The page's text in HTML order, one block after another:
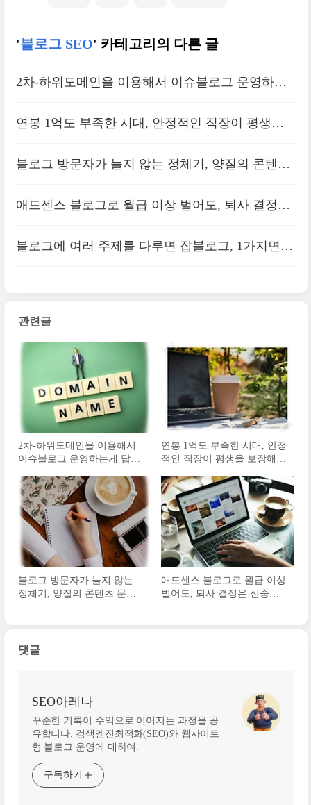
'블로그 SEO' 카테고리의 다른 글
2차-하위도메인을 이용해서 이슈블로그 운영하는
연봉 1억도 부족한 시대, 안정적인 직장이 평생을
블로그 방문자가 늘지 않는 정체기, 양질의 콘텐츠
애드센스 블로그로 월급 이상 벌어도, 퇴사 결정은
블로그에 여러 주제를 다루면 잡블로그, 1가지면
관련글
2차-하위도메인을 이용해서
이슈블로그 운영하는게 답일
연봉 1억도 부족한 시대, 안정
적인 직장이 평생을 보장해주
블로그 방문자가 늘지 않는
정체기, 양질의 콘텐츠 문제
애드센스 블로그로 월급 이상
벌어도, 퇴사 결정은 신중해
댓글
SEO아레나
꾸준한 기록이 수익으로 이어지는 과정을 공
유합니다. 검색엔진최적화(SEO)와 웹사이트
형 블로그 운영에 대하여.
구독하기